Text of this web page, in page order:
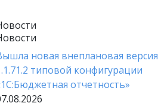
новая внеплановая версия
типовой конфигурации
отчетность»